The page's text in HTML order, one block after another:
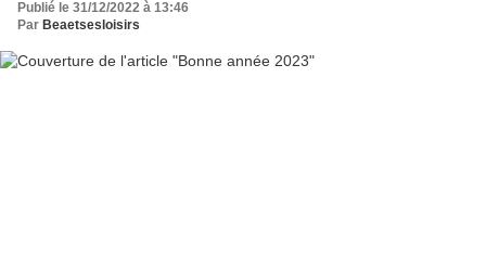
Publié le 31/12/2022 à 13:46
Par Beaetsesloisirs